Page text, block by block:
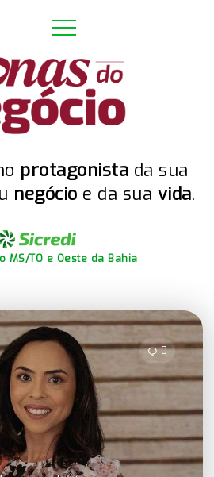
protagonista da sua
negócio e da sua vida.
MS/TO e Oeste da Bahia
0